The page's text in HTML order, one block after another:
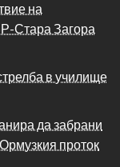
на
Стара Загора
в училище
да забрани
проток